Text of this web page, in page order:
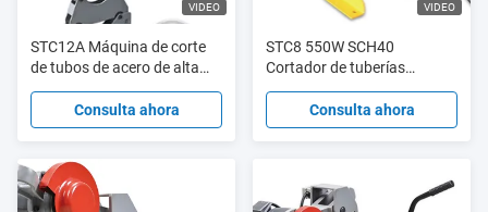
VIDEO
STC12A Máquina de corte
de tubos de acero de alta
velocidad de 2' - 12' SCH40
Tubo de acero
Consulta ahora
VIDEO
STC8 550W SCH40
Cortador de tuberías
eléctricas de acero 2"- 8" con
cuchilla de fundición a
presión de aluminio
Consulta ahora